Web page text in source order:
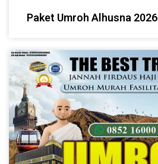
Paket Umroh Alhusna 2026